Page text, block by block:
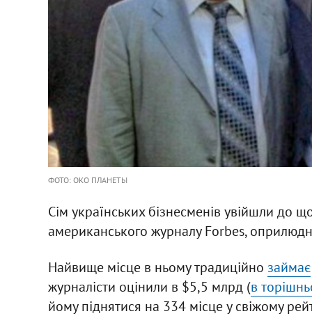
ФОТО: ОКО ПЛАНЕТЫ
Сім українських бізнесменів увійшли до
американського журналу Forbes,
Найвище місце в ньому традиційно займає
журналісти оцінили в $5,5 млрд (в
йому піднятися на 334 місце у свіжому